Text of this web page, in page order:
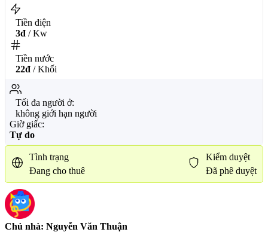
Tiền điện
3đ / Kw
Tiền nước
22đ / Khối
Tối đa người ở:
không giới hạn người
Giờ giấc:
Tự do
Tình trạng
Đang cho thuê
Kiểm duyệt
Đã phê duyệt
Chủ nhà: Nguyễn Văn Thuận